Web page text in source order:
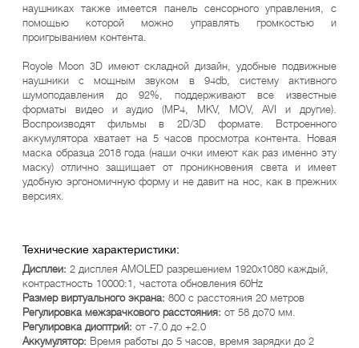
наушниках также имеется панель сенсорного управления, с
помощью которой можно управлять громкостью и
проигрыванием контента.
Royole Moon 3D имеют складной дизайн, удобные подвижные
наушники с мощным звуком в 94db, систему активного
шумоподавления до 92%, поддерживают все известные
форматы видео и аудио (MP4, MKV, MOV, AVI и другие).
Воспроизводят фильмы в 2D/3D формате. Встроенного
аккумулятора хватает на 5 часов просмотра контента. Новая
маска образца 2018 года (наши очки имеют как раз именно эту
маску) отлично защищает от проникновения света и имеет
удобную эргономичную форму и не давит на нос, как в прежних
версиях.
Технические характеристики:
Дисплеи: 2 дисплея AMOLED разрешением 1920x1080 каждый,
контрастность 10000:1, частота обновления 60Hz
Размер виртуального экрана: 800 с расстояния 20 метров
Регулировка межзрачкового расстояния: от 58 до70 мм.
Регулировка диоптрий: от -7.0 до +2.0
Аккумулятор: Время работы до 5 часов, время зарядки до 2